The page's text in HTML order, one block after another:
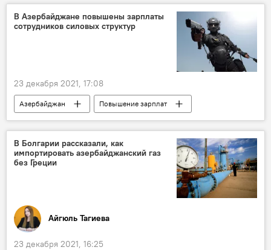
В Азербайджане повышены зарплаты
сотрудников силовых структур
23 декабря 2021, 17:08
Азербайджан
Повышение зарплат
Силовые ведомства
В Болгарии рассказали, как
импортировать азербайджанский газ
без Греции
Айгюль Тагиева
23 декабря 2021, 16:25